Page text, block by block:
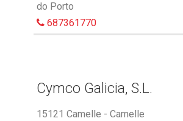
do Porto
687361770
Cymco Galicia, S.L.
15121 Camelle - Camelle